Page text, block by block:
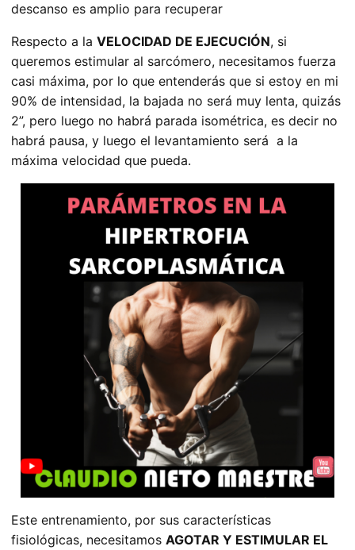
descanso es amplio para recuperar
Respecto a la VELOCIDAD DE EJECUCIÓN, si
queremos estimular al sarcómero, necesitamos fuerza
casi máxima, por lo que entenderás que si estoy en mi
90% de intensidad, la bajada no será muy lenta, quizás
2”, pero luego no habrá parada isométrica, es decir no
habrá pausa, y luego el levantamiento será a la
máxima velocidad que pueda.
Este entrenamiento, por sus características
fisiológicas, necesitamos AGOTAR Y ESTIMULAR EL